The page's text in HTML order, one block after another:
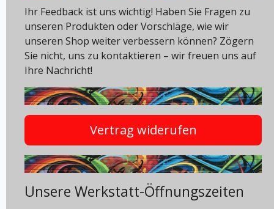
Ihr Feedback ist uns wichtig! Haben Sie Fragen zu
unseren Produkten oder Vorschläge, wie wir
unseren Shop weiter verbessern können? Zögern
Sie nicht, uns zu kontaktieren – wir freuen uns auf
Ihre Nachricht!
Vertrag widerufen
Unsere Werkstatt-Öffnungszeiten